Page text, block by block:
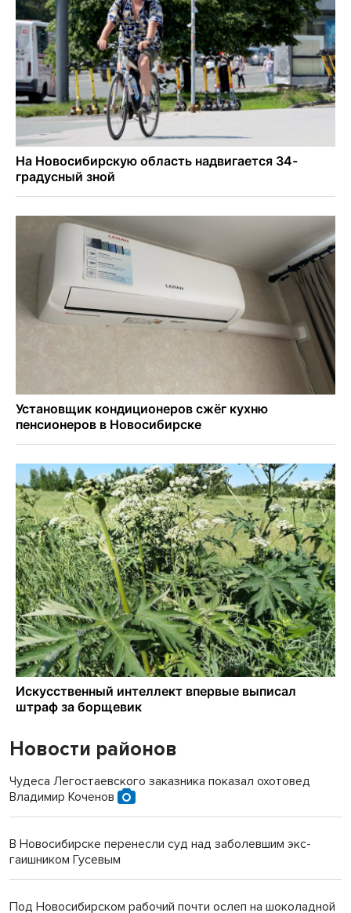
Новости районов
Чудеса Легостаевского заказника показал охотовед
Владимир Коченов
В Новосибирске перенесли суд над заболевшим экс-
гаишником Гусевым
Под Новосибирском рабочий почти ослеп на шоколадной